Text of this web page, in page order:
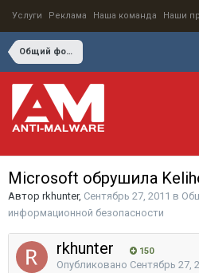
Услуги Реклама Наша команда Наши
Общий форум по информационной безопасности
Microsoft обрушила
Автор rkhunter, Сентябрь 27, 2011 в
информационной безопасности
rkhunter 150
Опубликовано Сентябрь 27,